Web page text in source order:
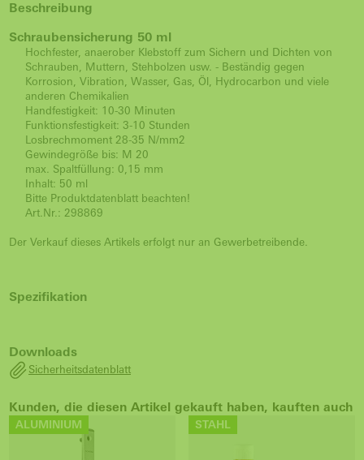
Beschreibung
Schraubensicherung 50 ml
Hochfester, anaerober Klebstoff zum Sichern und Dichten von
Schrauben, Muttern, Stehbolzen usw. - Beständig gegen
Korrosion, Vibration, Wasser, Gas, Öl, Hydrocarbon und viele
anderen Chemikalien
Handfestigkeit: 10-30 Minuten
Funktionsfestigkeit: 3-10 Stunden
Losbrechmoment 28-35 N/mm2
Gewindegröße bis: M 20
max. Spaltfüllung: 0,15 mm
Inhalt: 50 ml
Bitte Produktdatenblatt beachten!
Art.Nr.: 298869
Der Verkauf dieses Artikels erfolgt nur an Gewerbetreibende.
Spezifikation
Downloads
Sicherheitsdatenblatt
Kunden, die diesen Artikel gekauft haben, kauften auch
ALUMINIUM STAHL